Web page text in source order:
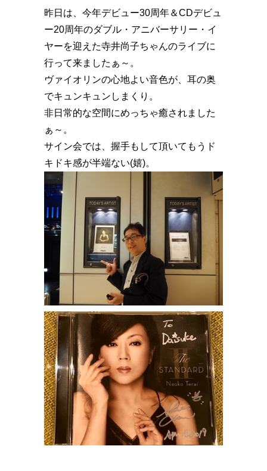
昨日は、今年デビュー30周年＆CDデビュ
ー20周年のダブル・アニバーサリー・イ
ヤーを迎えた寺井尚子ちゃんのライブに
行って来ましたぁ～。
ヴァイオリンの心地よい音色が、耳の奥
でキュンキュンしまくり。
非日常的な空間にめっちゃ癒されました
ぁ～。
サイン会では、握手もして頂いてもうド
キドキ感が半端ない(嬉)。